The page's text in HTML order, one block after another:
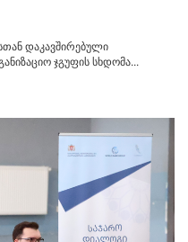
დაკავშირებული
ჯგუფის სხდომა...